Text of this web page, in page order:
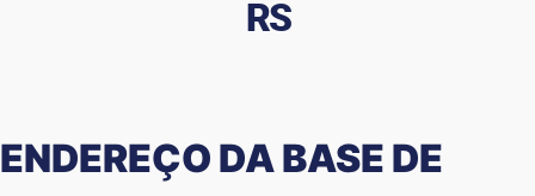
RS
ENDEREÇO DA BASE DE